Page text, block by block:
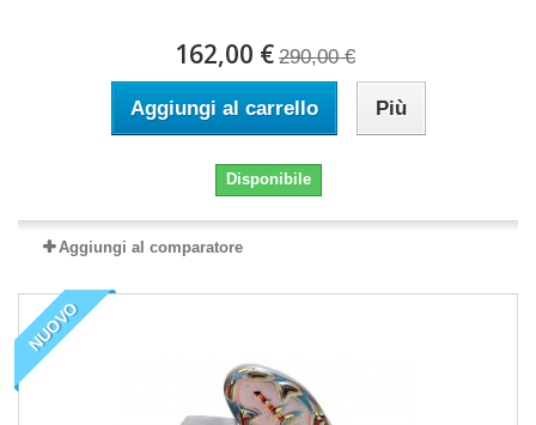
162,00 € 290,00 €
Aggiungi al carrello Più
Disponibile
Aggiungi al comparatore
NUOVO